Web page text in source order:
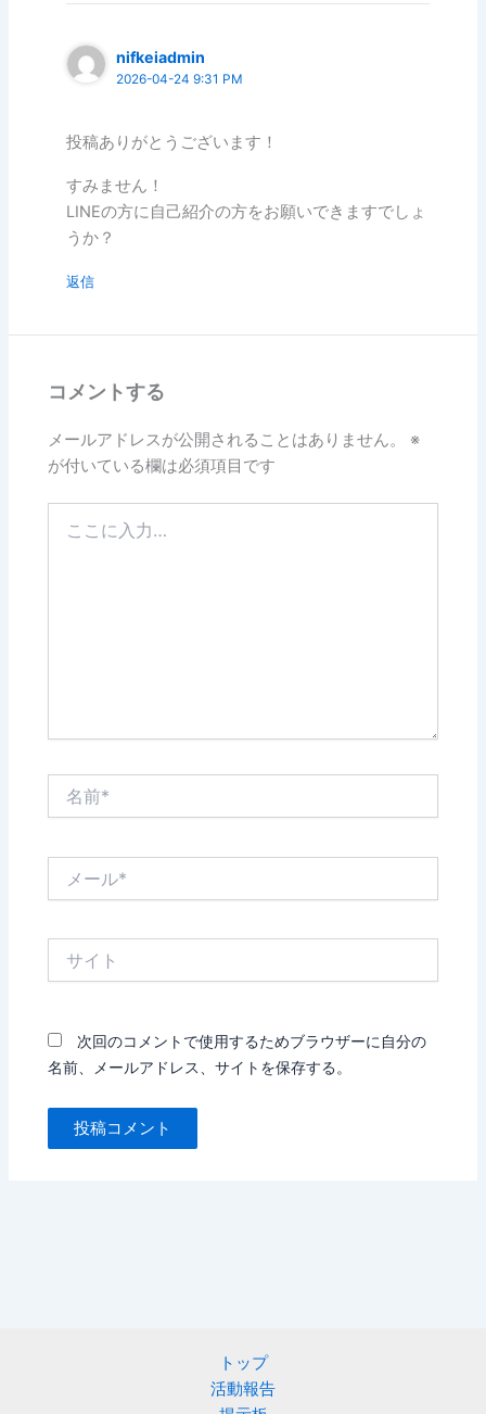
nifkeiadmin
2026-04-24 9:31 PM
投稿ありがとうございます！
すみません！
LINEの方に自己紹介の方をお願いできますでしょ
うか？
返信
コメントする
メールアドレスが公開されることはありません。
※
が付いている欄は必須項目です
次回のコメントで使用するためブラウザーに自分の
名前、メールアドレス、サイトを保存する。
トップ
活動報告